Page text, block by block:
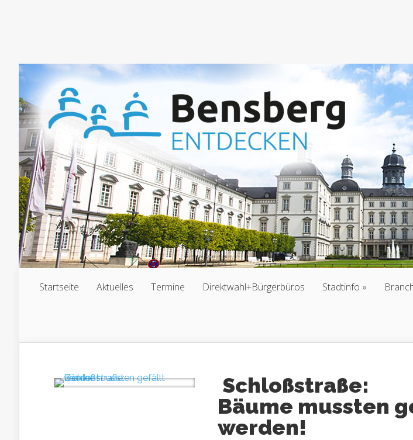
Startseite Aktuelles Termine Direktwahl+Bürgerbüros Stadtinfo
Schloßstraße:
Bäume mussten
werden!